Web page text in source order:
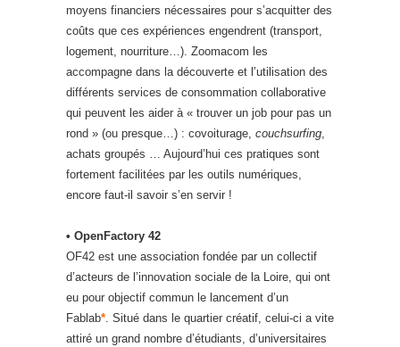
moyens financiers nécessaires pour s’acquitter des
coûts que ces expériences engendrent (transport,
logement, nourriture…). Zoomacom les
accompagne dans la découverte et l’utilisation des
différents services de consommation collaborative
qui peuvent les aider à « trouver un job pour pas un
rond » (ou presque…) : covoiturage, couchsurfing
achats groupés … Aujourd’hui ces pratiques sont
fortement facilitées par les outils numériques,
encore faut-il savoir s’en servir !
• OpenFactory 42
OF42 est une association fondée par un collectif
d’acteurs de l’innovation sociale de la Loire, qui ont
eu pour objectif commun le lancement d’un
Fablab* . Situé dans le quartier créatif, celui-ci a vite
attiré un grand nombre d’étudiants, d’universitaires